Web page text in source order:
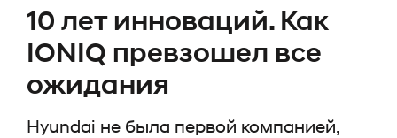
10 лет инноваций. Как
IONIQ превзошел все
ожидания
Hyundai не была первой компанией,